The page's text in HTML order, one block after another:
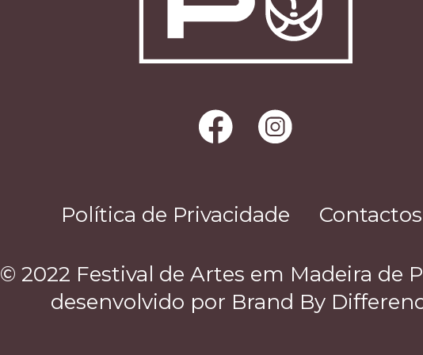
Política de Privacidade Contactos
© 2022 Festival de Artes em Madeira de
desenvolvido por Brand By